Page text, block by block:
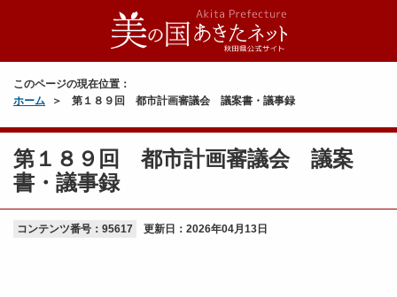
このページの現在位置：
ホーム
第１８９回 都市計画審議会 議案書・議事録
第１８９回 都市計画審議会 議案
書・議事録
コンテンツ番号：95617 更新日： 2026年04月13日